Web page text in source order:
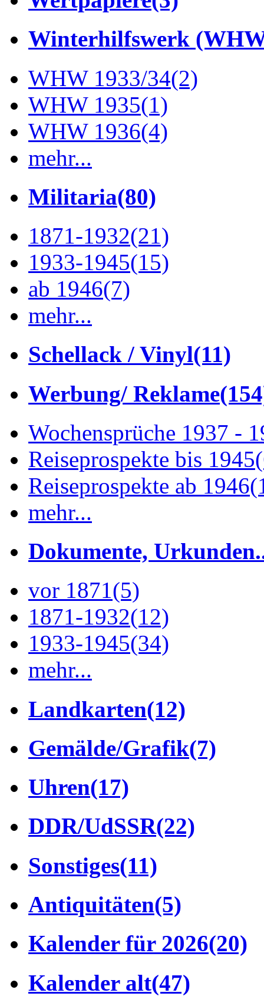
Winterhilfswerk
WHW 1933/34(2)
WHW 1935(1)
WHW 1936(4)
mehr...
Militaria(80)
1871-1932(21)
1933-1945(15)
ab 1946(7)
mehr...
Schellack / Vinyl(11)
Werbung/ Reklame
Wochensprüche 1937 -
Reiseprospekte bis 1945
Reiseprospekte ab 1946
mehr...
Dokumente,
vor 1871(5)
1871-1932(12)
1933-1945(34)
mehr...
Landkarten(12)
Gemälde/Grafik(7)
Uhren(17)
DDR/UdSSR(22)
Sonstiges(11)
Antiquitäten(5)
Kalender für 2026(20)
Kalender alt(47)